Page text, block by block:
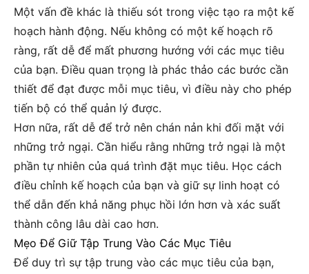
Một vấn đề khác là thiếu sót trong việc tạo ra một kế
hoạch hành động. Nếu không có một kế hoạch rõ
ràng, rất dễ để mất phương hướng với các mục tiêu
của bạn. Điều quan trọng là phác thảo các bước cần
thiết để đạt được mỗi mục tiêu, vì điều này cho phép
tiến bộ có thể quản lý được.
Hơn nữa, rất dễ để trở nên chán nản khi đối mặt với
những trở ngại. Cần hiểu rằng những trở ngại là một
phần tự nhiên của quá trình đặt mục tiêu. Học cách
điều chỉnh kế hoạch của bạn và giữ sự linh hoạt có
thể dẫn đến khả năng phục hồi lớn hơn và xác suất
thành công lâu dài cao hơn.
Mẹo Để Giữ Tập Trung Vào Các Mục Tiêu
Để duy trì sự tập trung vào các mục tiêu của bạn,